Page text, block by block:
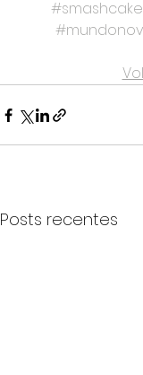
#smashcake
Posts recentes